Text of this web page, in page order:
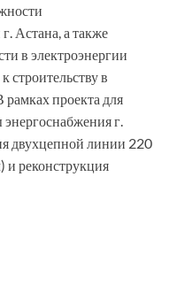
Астана, а также
в электроэнергии
строительству в
рамках проекта для
г.
двухцепной линии 220
реконструкция